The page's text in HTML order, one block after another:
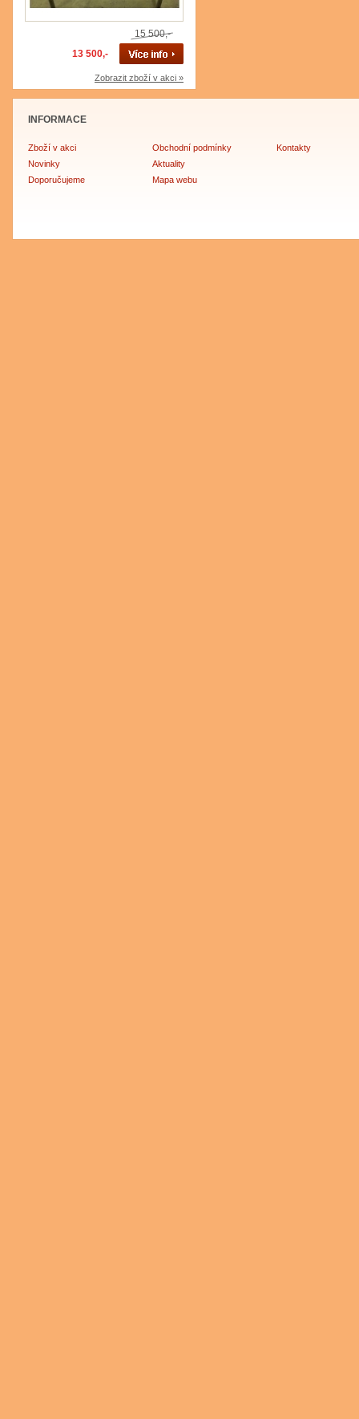
15 500,-
13 500,-
Zobrazit zboží v akci »
INFORMACE
Zboží v akci
Novinky
Doporučujeme
Obchodní podmínky
Aktuality
Mapa webu
Kontakty